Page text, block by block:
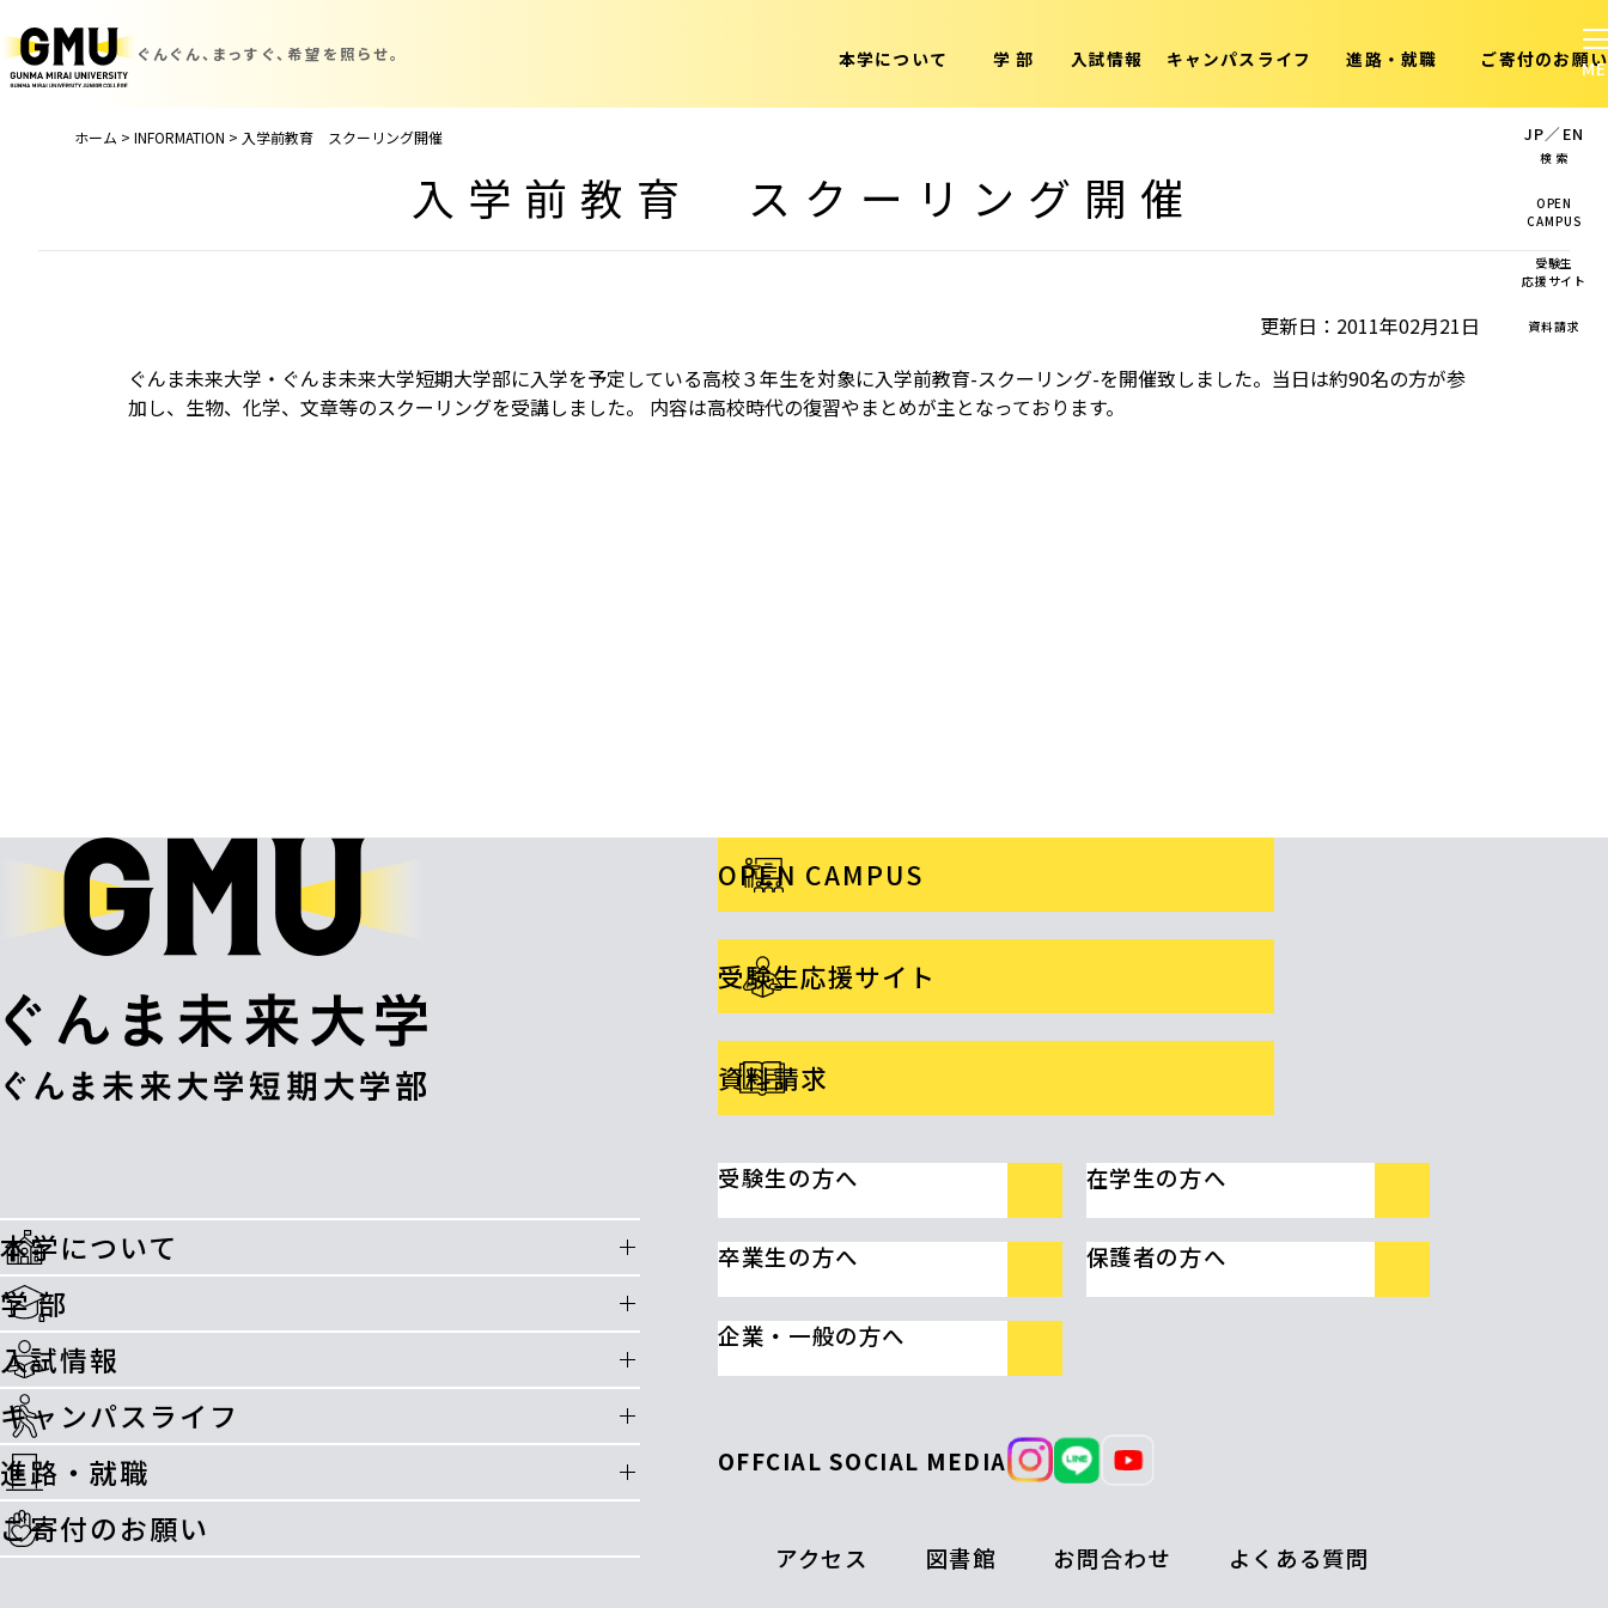
ぐんぐん、まっすぐ、 希望を照らせ。 本学について 学 部 入試情報 キャンパスライフ 進路・就職 ご寄付のお願い
ホーム > INFORMATION > 入学前教育 スクーリング開催
入学前教育 スクーリング開催
更新日：2011年02月21日
ぐんま未来大学・ぐんま未来大学短期大学部に入学を予定している高校３年生を対象に入学前教育-スクーリング-を開催致しました。当日は約90名の方が参
加し、生物、化学、文章等のスクーリングを受講しました。 内容は高校時代の復習やまとめが主となっております。
JP／EN
検 索
OPEN
CAMPUS
受験生
応援サイト
資料請求
本学について
学 部
入試情報
キャンパスライフ
進路・就職
ご寄付のお願い
OPEN CAMPUS
受験生応援サイト
資料請求
受験生の方へ 在学生の方へ
卒業生の方へ 保護者の方へ
企業・一般の方へ
OFFCIAL SOCIAL MEDIA
アクセス 図書館 お問合わせ よくある質問